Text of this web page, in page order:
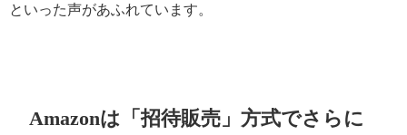
といった声があふれています。
Amazonは「招待販売」方式でさらに